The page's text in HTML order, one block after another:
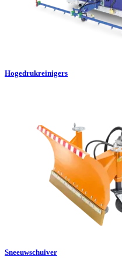
Hogedrukreinigers
Sneeuwschuiver